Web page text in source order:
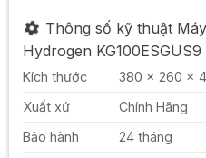
Thông số kỹ thuật
Hydrogen KG100ESGUS9
Kích thước
380 x 260 x
Xuất xứ
Chính Hãng
Bảo hành
24 tháng